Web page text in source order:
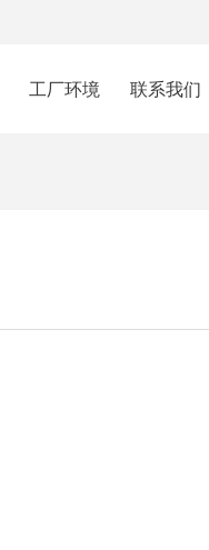
工厂环境 联系我们